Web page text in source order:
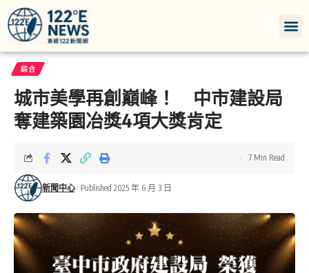
綜合
城市美學再創巔峰！ 中市建設局
奪建築園冶獎4項大獎肯定
新聞中心 Published 2025 年 6 月 3 日
7 Min Read